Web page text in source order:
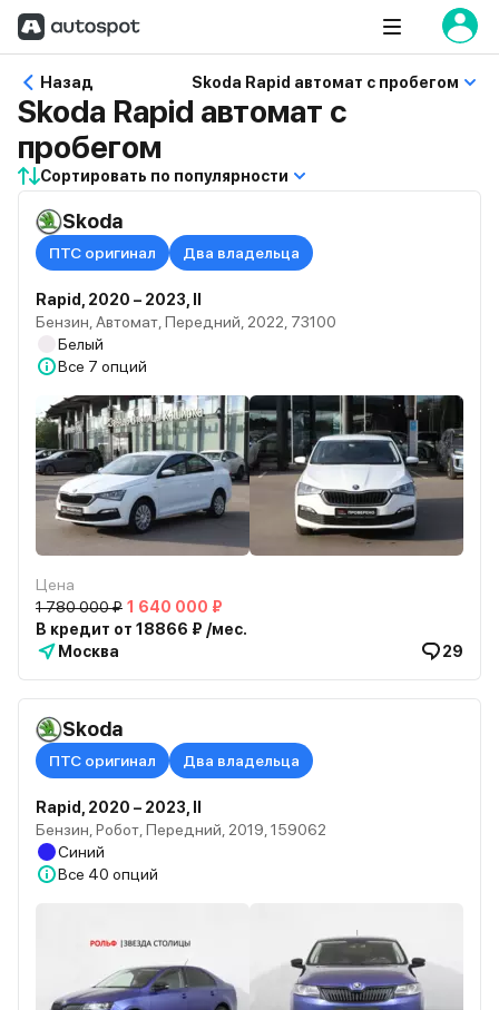
Назад Skoda Rapid автомат с пробегом
Skoda Rapid автомат с
пробегом
Сортировать по популярности
Skoda
ПТС оригинал Два владельца
Rapid, 2020 – 2023, II
Бензин, Автомат, Передний, 2022, 73100
Белый
Все 7 опций
Цена
1 780 000 ₽ 1 640 000 ₽
В кредит от 18866 ₽ /мес.
Москва
29
Skoda
ПТС оригинал Два владельца
Rapid, 2020 – 2023, II
Бензин, Робот, Передний, 2019, 159062
Синий
Все 40 опций